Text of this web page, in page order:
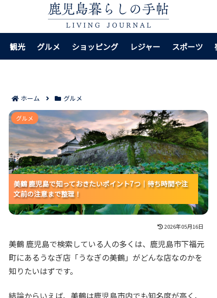
観光 グルメ ショッピング レジャー スポーツ
ホーム グルメ
美鶴 鹿児島で知っておきたいポイント7つ｜待ち時間や
注文前の注意まで整理！
美鶴 鹿児島で知っておきたいポイント7つ｜待ち時間や注
文前の注意まで整理！
美鶴 鹿児島で知っておきたいポイント7つ｜待ち時間や注
文前の注意まで整理！
美鶴 鹿児島で知っておきたいポイント7つ｜待ち時間や注
文前の注意まで整理！
グルメ
2026年05月16日
美鶴 鹿児島で検索している人の多くは、鹿児島市下福元
町にあるうなぎ店「うなぎの美鶴」がどんな店なのかを
知りたいはずです。
結論からいえば、美鶴は鹿児島市内でも知名度が高く、